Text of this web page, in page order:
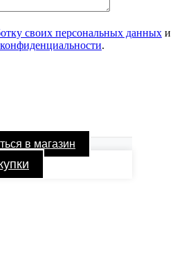
своих персональных данных и
.
в магазин